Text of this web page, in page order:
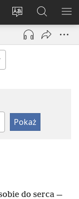
Wybór
języka
Logowanie
(opens
window)
Szukaj
na
JW.ORG
do serca —